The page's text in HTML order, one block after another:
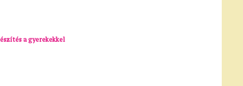
a gyerekekkel